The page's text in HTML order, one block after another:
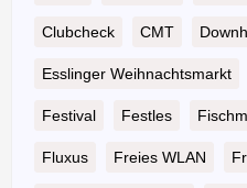
Clubcheck CMT
Esslinger Weihnachtsmarkt
Festival Festles
Fluxus Freies WLAN